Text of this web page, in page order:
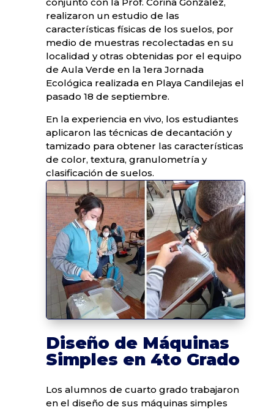
conjunto con la Prof. Corina González,
realizaron un estudio de las
características físicas de los suelos, por
medio de muestras recolectadas en su
localidad y otras obtenidas por el equipo
de Aula Verde en la 1era Jornada
Ecológica realizada en Playa Candilejas el
pasado 18 de septiembre.
En la experiencia en vivo, los estudiantes
aplicaron las técnicas de decantación y
tamizado para obtener las características
de color, textura, granulometría y
clasificación de suelos.
Diseño de Máquinas
Simples en 4to Grado
Los alumnos de cuarto grado trabajaron
en el diseño de sus máquinas simples